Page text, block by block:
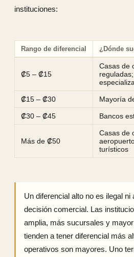
instituciones:
Rango de diferencial ¿Dónde
₡5 – ₡15
Casas de
₡15 – ₡30 Mayoría
₡30 – ₡45 Bancos
Más de ₡50
Casas de
turísticos
Un diferencial alto no es ilegal
decisión comercial. Las
amplia, más sucursales y
tienden a tener diferencial más
operativos son mayores. Uno